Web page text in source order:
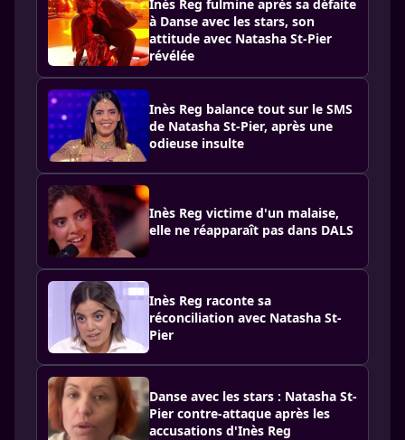
Inès Reg fulmine après sa défaite
à Danse avec les stars, son
attitude avec Natasha St-Pier
révélée
Inès Reg balance tout sur le SMS
de Natasha St-Pier, après une
odieuse insulte
Inès Reg victime d'un malaise,
elle ne réapparaît pas dans DALS
Inès Reg raconte sa
réconciliation avec Natasha St-
Pier
Danse avec les stars : Natasha St-
Pier contre-attaque après les
accusations d'Inès Reg